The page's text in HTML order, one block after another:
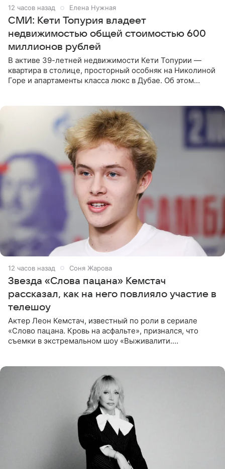
12 часов назад Елена Нужная
СМИ: Кети Топурия владеет
недвижимостью общей стоимостью 600
миллионов рублей
В активе 39-летней недвижимости Кети Топурии —
квартира в столице, просторный особняк на Николиной
Горе и апартаменты класса люкс в Дубае. Об этом
12 часов назад Соня Жарова
Звезда «Слова пацана» Кемстач
рассказал, как на него повлияло участие в
телешоу
Актер Леон Кемстач, известный по роли в сериале
«Слово пацана. Кровь на асфальте», признался, что
съемки в экстремальном шоу «Выживалити.